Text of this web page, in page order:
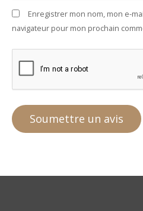
Enregistrer mon nom, mon e-
navigateur pour mon prochain